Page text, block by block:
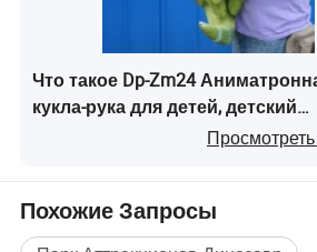
Что такое Dp-Zm24
кукла-рука для детей, детский
динозавр на продажу
Похожие Запросы